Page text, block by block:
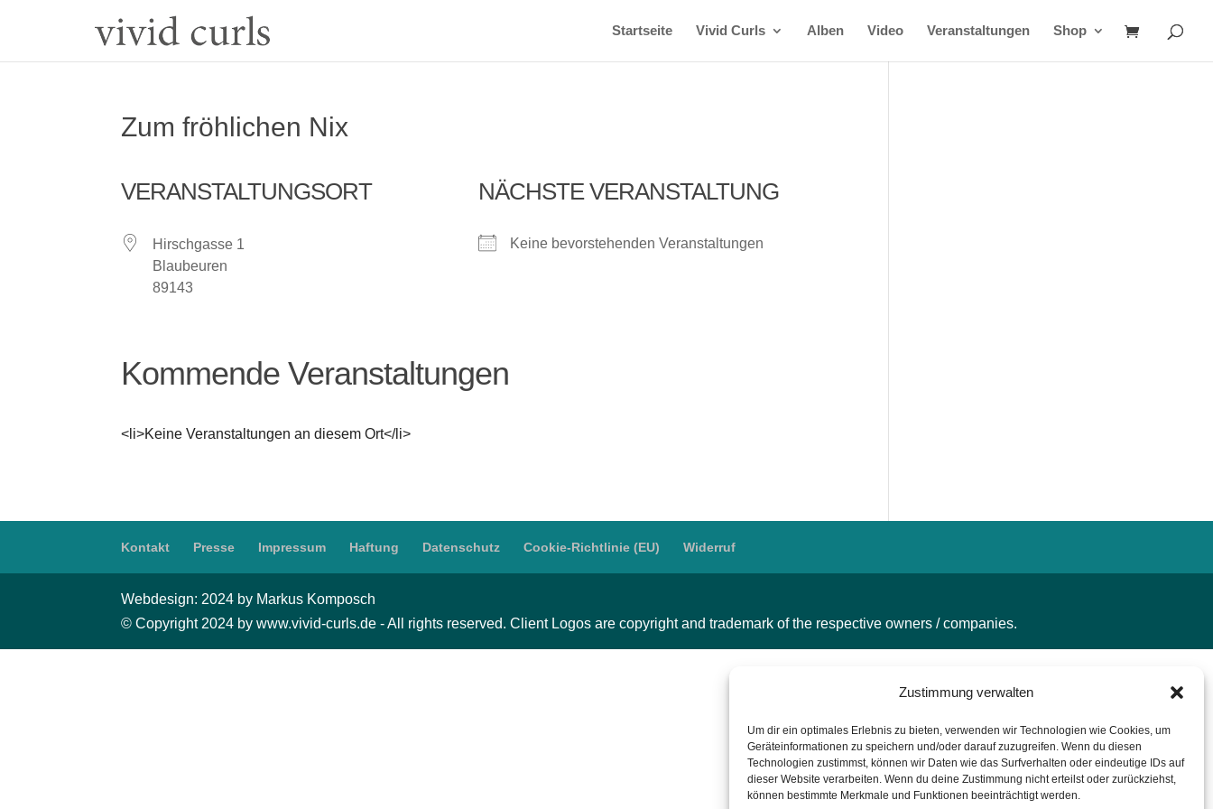
Zustimmung verwalten
Um dir ein optimales Erlebnis zu bieten, verwenden wir Technologien wie Cookies, um
Geräteinformationen zu speichern und/oder darauf zuzugreifen. Wenn du diesen
Technologien zustimmst, können wir Daten wie das Surfverhalten oder eindeutige IDs auf
dieser Website verarbeiten. Wenn du deine Zustimmung nicht erteilst oder zurückziehst,
können bestimmte Merkmale und Funktionen beeinträchtigt werden.
Startseite Vivid Curls Alben Video Veranstaltungen Shop
Zum fröhlichen Nix
VERANSTALTUNGSORT
Hirschgasse 1
Blaubeuren
89143
NÄCHSTE VERANSTALTUNG
Keine bevorstehenden Veranstaltungen
Kommende Veranstaltungen
<li>Keine Veranstaltungen an diesem Ort</li>
Kontakt Presse Impressum Haftung Datenschutz Cookie-Richtlinie (EU) Widerruf
Webdesign: 2024 by Markus Komposch
© Copyright 2024 by www.vivid-curls.de - All rights reserved. Client Logos are copyright and trademark of the respective owners / companies.